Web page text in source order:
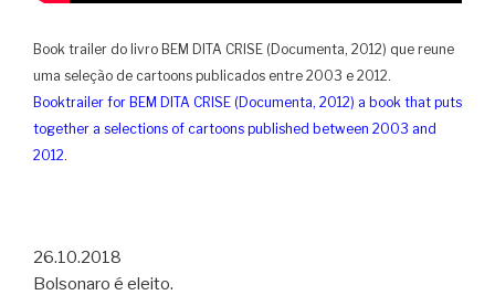
Book trailer do livro BEM DITA CRISE (Documenta, 2012) que reune
uma seleção de cartoons publicados entre 2003 e 2012.
Booktrailer for BEM DITA CRISE (Documenta, 2012) a book that puts
together a selections of cartoons published between 2003 and
2012.
26.10.2018
Bolsonaro é eleito.